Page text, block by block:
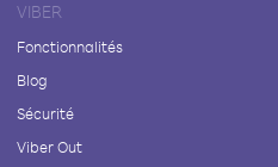
VIBER
Fonctionnalités
Blog
Sécurité
Viber Out